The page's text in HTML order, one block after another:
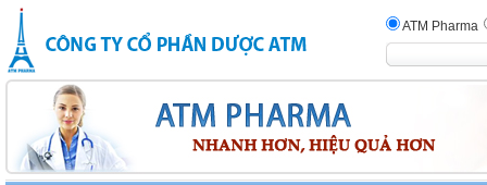
ATM Pharma